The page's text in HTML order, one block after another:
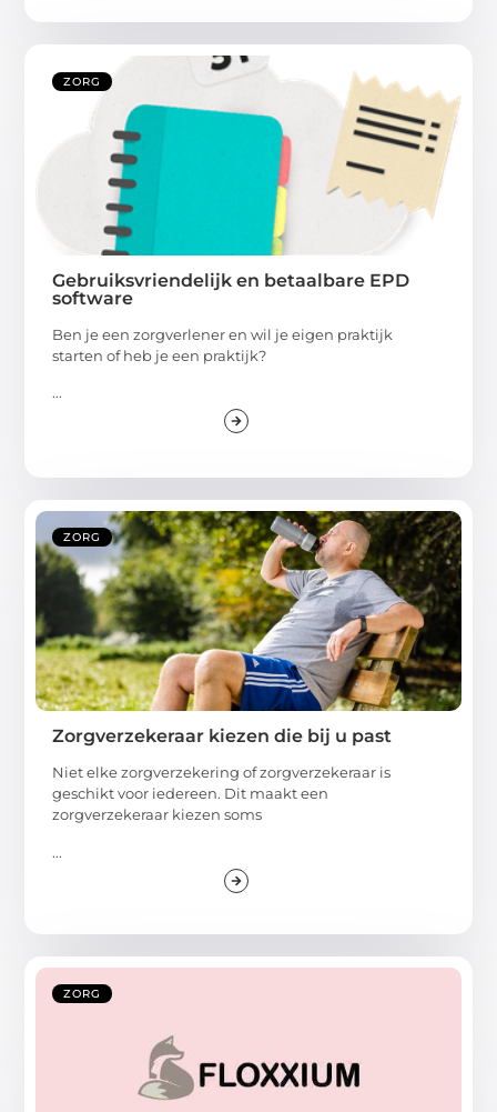
ZORG
Gebruiksvriendelijk en betaalbare EPD
software
Ben je een zorgverlener en wil je eigen praktijk
starten of heb je een praktijk?
...
ZORG
Zorgverzekeraar kiezen die bij u past
Niet elke zorgverzekering of zorgverzekeraar is
geschikt voor iedereen. Dit maakt een
zorgverzekeraar kiezen soms
...
ZORG